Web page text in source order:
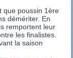
que poussin 1ère
démériter. En
remportent leur
les finalistes.
la saison